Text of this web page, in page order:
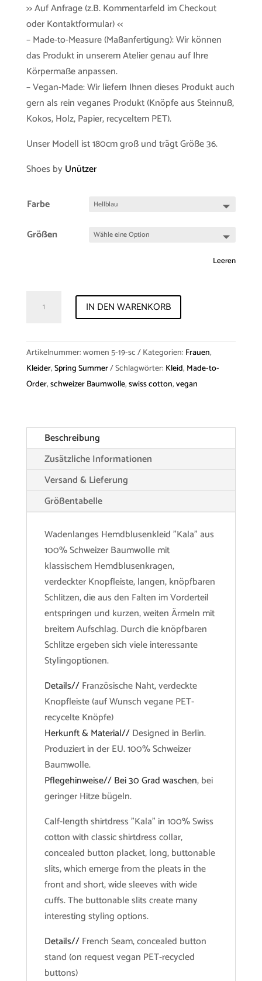
>> Auf Anfrage (z.B. Kommentarfeld im Checkout
oder Kontaktformular) <<
– Made-to-Measure (Maßanfertigung): Wir können
das Produkt in unserem Atelier genau auf Ihre
Körpermaße anpassen.
– Vegan-Made: Wir liefern Ihnen dieses Produkt auch
gern als rein veganes Produkt (Knöpfe aus Steinnuß,
Kokos, Holz, Papier, recyceltem PET).
Unser Modell ist 180cm groß und trägt Größe 36.
Shoes byUnützer
Farbe
Größen
Leeren
"Kala"
cotton
Menge
IN DEN WARENKORB
Artikelnummer:women 5-19-sc Kategorien: Frauen,
Kleider,Spring Summer Schlagwörter: Kleid, Made-to-
Order,schweizer Baumwolle,swiss cotton,vegan
Beschreibung
Zusätzliche Informationen
Versand & Lieferung
Größentabelle
Wadenlanges Hemdblusenkleid "Kala" aus
100% Schweizer Baumwolle mit
klassischem Hemdblusenkragen,
verdeckter Knopfleiste, langen, knöpfbaren
Schlitzen, die aus den Falten im Vorderteil
entspringen und kurzen, weiten Ärmeln mit
breitem Aufschlag. Durch die knöpfbaren
Schlitze ergeben sich viele interessante
Stylingoptionen.
Details//Französische Naht, verdeckte
Knopfleiste (auf Wunsch vegane PET-
recycelte Knöpfe)
Herkunft & Material//Designed in Berlin.
Produziert in der EU. 100% Schweizer
Baumwolle.
Pflegehinweise// Bei 30 Grad waschen, bei
geringer Hitze bügeln.
Calf-length shirtdress "Kala" in 100% Swiss
cotton with classic shirtdress collar,
concealed button placket, long, buttonable
slits, which emerge from the pleats in the
front and short, wide sleeves with wide
cuffs. The buttonable slits create many
interesting styling options.
Details//French Seam, concealed button
stand (on request vegan PET-recycled
buttons)